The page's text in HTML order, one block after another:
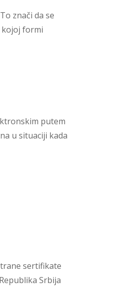
znači da se
kojoj formi
putem
u situaciji kada
sertifikate
Srbija